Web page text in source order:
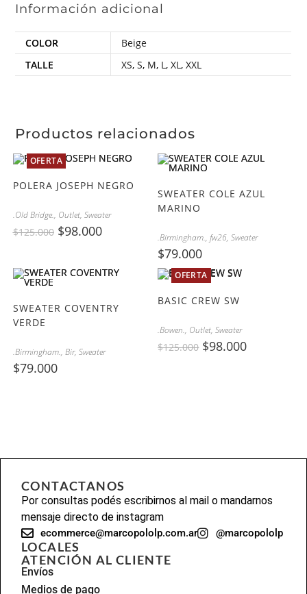
Información adicional
COLOR
Beige
TALLE
XS,S, M, L,XL,XXL
Productos relacionados
OFERTA
POLERA JOSEPH NEGRO
.Old Bridge., Outlet, Sweater
$125.000 $98.000
SWEATER COLE AZUL
MARINO
.Birmingham.,fw26,Sweater
$79.000
SWEATER COVENTRY
VERDE
.Birmingham., Bir, Sweater
$79.000
OFERTA
BASIC CREW SW
.Bowen., Outlet,Sweater
$125.000 $98.000
CONTACTANOS
Por consultas podés escribirnos al mail o mandarnos
mensaje directo de instagram
ecommerce@marcopololp.com.ar @marcopololp
LOCALES
ATENCIÓN AL CLIENTE
Envíos
Medios de pago